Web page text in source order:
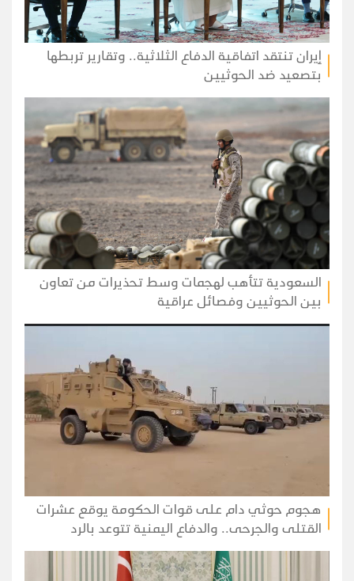
إيران تنتقد اتفاقية الدفاع الثلاثية.. وتقارير تربطها
بتصعيد ضد الحوثيين
السعودية تتأهب لهجمات وسط تحذيرات من تعاون
بين الحوثيين وفصائل عراقية
هجوم حوثي دام على قوات الحكومة يوقع عشرات
القتلى والجرحى.. والدفاع اليمنية تتوعد بالرد